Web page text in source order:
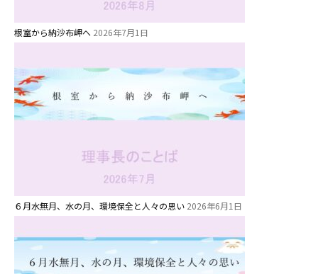
根室から納沙布岬へ 2026年7月1日
６月水無月、水の月、環境保全と人々の思い 2026年6月1日